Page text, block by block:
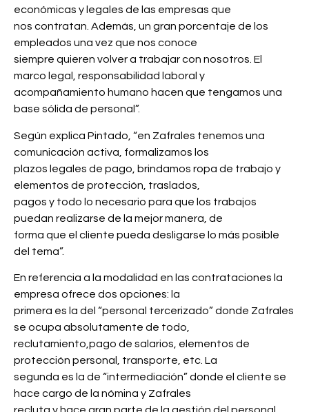
económicas y legales de las empresas que
nos contratan. Además, un gran porcentaje de los
empleados una vez que nos conoce
siempre quieren volver a trabajar con nosotros. El
marco legal, responsabilidad laboral y
acompañamiento humano hacen que tengamos una
base sólida de personal”.
Según explica Pintado, “en Zafrales tenemos una
comunicación activa, formalizamos los
plazos legales de pago, brindamos ropa de trabajo y
elementos de protección, traslados,
pagos y todo lo necesario para que los trabajos
puedan realizarse de la mejor manera, de
forma que el cliente pueda desligarse lo más posible
del tema”.
En referencia a la modalidad en las contrataciones la
empresa ofrece dos opciones: la
primera es la del “personal tercerizado” donde Zafrales
se ocupa absolutamente de todo,
reclutamiento,pago de salarios, elementos de
protección personal, transporte, etc. La
segunda es la de “intermediación” donde el cliente se
hace cargo de la nómina y Zafrales